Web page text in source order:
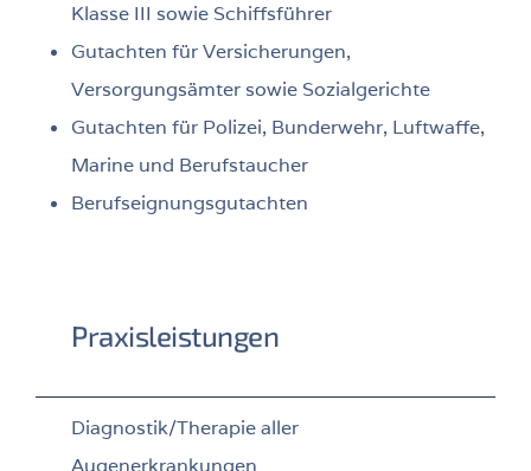
Klasse III sowie Schiffsführer
Gutachten für Versicherungen,
Versorgungsämter sowie Sozialgerichte
Gutachten für Polizei, Bunderwehr, Luftwaffe,
Marine und Berufstaucher
Berufseignungsgutachten
Praxisleistungen
Diagnostik/Therapie aller
Augenerkrankungen